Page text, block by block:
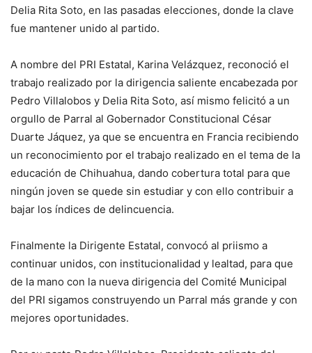
Delia Rita Soto, en las pasadas elecciones, donde la clave
fue mantener unido al partido.
A nombre del PRI Estatal, Karina Velázquez, reconoció el
trabajo realizado por la dirigencia saliente encabezada por
Pedro Villalobos y Delia Rita Soto, así mismo felicitó a un
orgullo de Parral al Gobernador Constitucional César
Duarte Jáquez, ya que se encuentra en Francia recibiendo
un reconocimiento por el trabajo realizado en el tema de la
educación de Chihuahua, dando cobertura total para que
ningún joven se quede sin estudiar y con ello contribuir a
bajar los índices de delincuencia.
Finalmente la Dirigente Estatal, convocó al priismo a
continuar unidos, con institucionalidad y lealtad, para que
de la mano con la nueva dirigencia del Comité Municipal
del PRI sigamos construyendo un Parral más grande y con
mejores oportunidades.